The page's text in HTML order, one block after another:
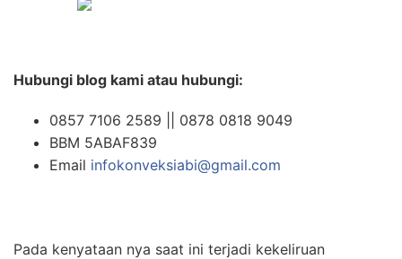
Hubungi blog kami atau hubungi:
0857 7106 2589 || 0878 0818 9049
BBM 5ABAF839
Email infokonveksiabi@gmail.com
Pada kenyataan nya saat ini terjadi kekeliruan